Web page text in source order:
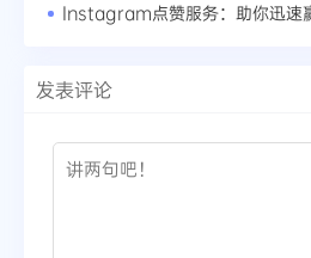
Instagram点赞服务：助你迅速
发表评论